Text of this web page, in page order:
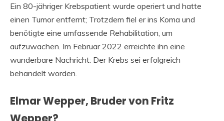
Ein 80-jähriger Krebspatient wurde operiert und hatte
einen Tumor entfernt; Trotzdem fiel er ins Koma und
benötigte eine umfassende Rehabilitation, um
aufzuwachen. Im Februar 2022 erreichte ihn eine
wunderbare Nachricht: Der Krebs sei erfolgreich
behandelt worden.
Elmar Wepper, Bruder von Fritz
Wepper?